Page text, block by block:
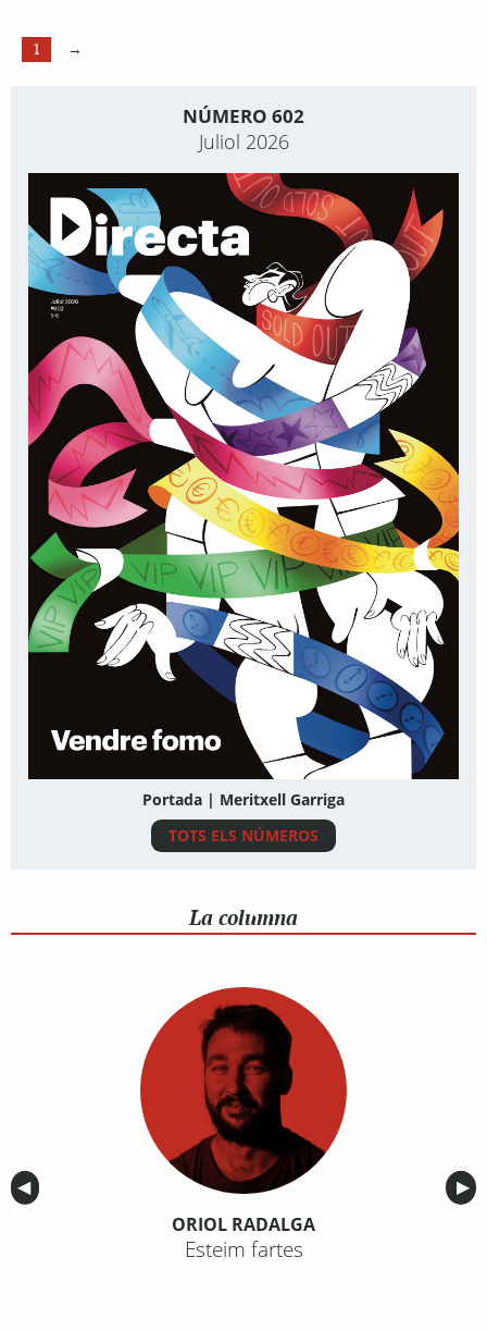
1 →
NÚMERO 602
Juliol 2026
Portada | Meritxell Garriga
TOTS ELS NÚMEROS
La columna
Anterior
◀︎ ▶︎
ORIOL RADALGA
Esteim fartes